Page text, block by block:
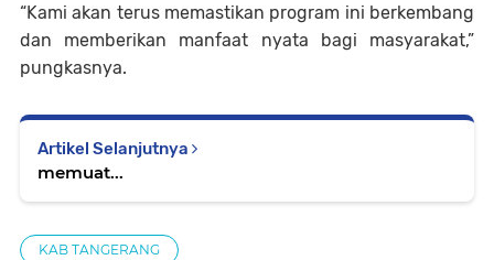
“Kami akan terus memastikan program ini berkembang
dan memberikan manfaat nyata bagi masyarakat,”
pungkasnya.
Artikel Selanjutnya
memuat...
KAB TANGERANG